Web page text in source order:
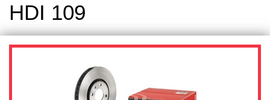
HDI 109